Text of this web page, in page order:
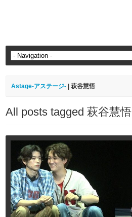
Astage-アステージ- |萩谷慧悟
All posts tagged 萩谷慧悟